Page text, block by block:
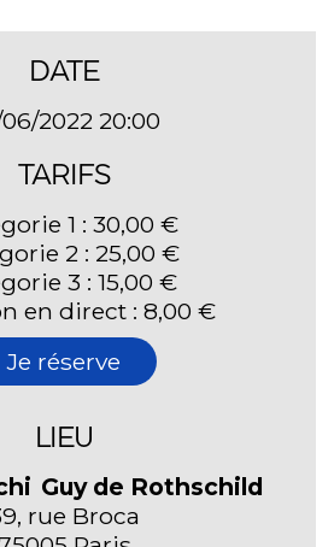
DATE
2022 20:00
TARIFS
1 : 30,00 €
2 : 25,00 €
3 : 15,00 €
en direct : 8,00 €
Je réserve
LIEU
Guy de Rothschild
rue Broca